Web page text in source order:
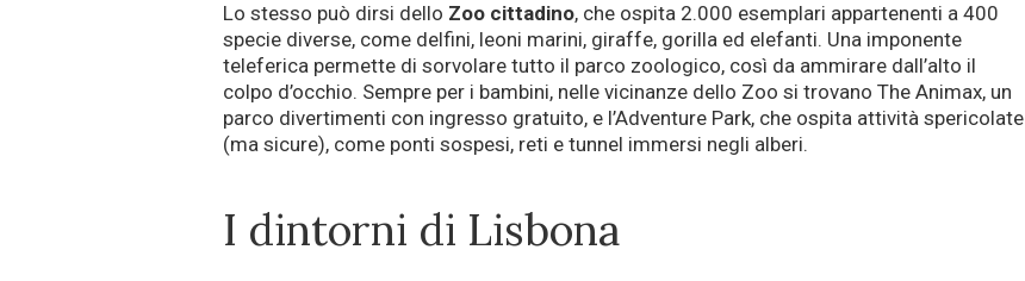
Lo stesso può dirsi dello Zoo cittadino, che ospita 2.000 esemplari appartenenti a 400
specie diverse, come delfini, leoni marini, giraffe, gorilla ed elefanti. Una imponente
teleferica permette di sorvolare tutto il parco zoologico, così da ammirare dall’alto il
colpo d’occhio. Sempre per i bambini, nelle vicinanze dello Zoo si trovano The Animax, un
parco divertimenti con ingresso gratuito, e l’Adventure Park, che ospita attività spericolate
(ma sicure), come ponti sospesi, reti e tunnel immersi negli alberi.
I dintorni di Lisbona